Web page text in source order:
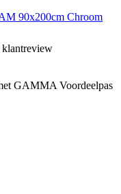
90x200cm Chroom
klantreview
GAMMA Voordeelpas